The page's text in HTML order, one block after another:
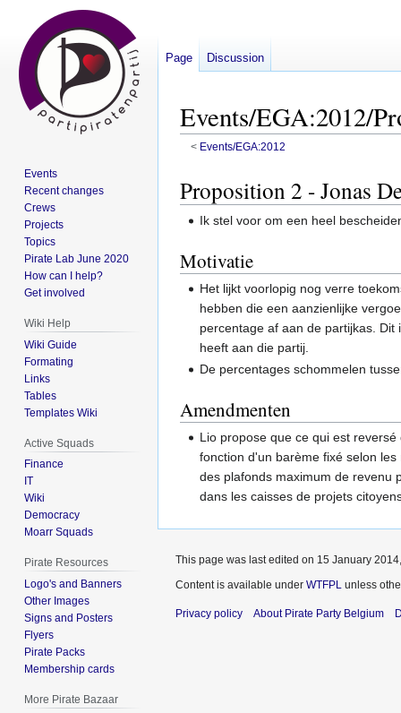
Events/EGA:2012/
< Events/EGA:2012
to
navigation
to
search
Proposition 2 - Jonas
Ik stel voor om een heel
Motivatie
Het lijkt voorlopig nog verre
hebben die een aanzienlijke
percentage af aan de partijkas.
heeft aan die partij.
De percentages schommelen
Amendmenten
Lio propose que ce qui est
fonction d'un barème fixé selon
des plafonds maximum de revenu
dans les caisses de projets
Page Discussion
Events
Recent changes
Crews
Projects
Topics
Pirate Lab June 2020
How can I help?
Get involved
Wiki Help
Wiki Guide
Formating
Links
Tables
Templates Wiki
Active Squads
Finance
IT
Wiki
Democracy
Moarr Squads
Pirate Resources
Logo's and Banners
Other Images
Signs and Posters
Flyers
Pirate Packs
Membership cards
More Pirate Bazaar
This page was last edited on 15 January
Content is available under WTFPL unless
Privacy policy About Pirate Party Belgium